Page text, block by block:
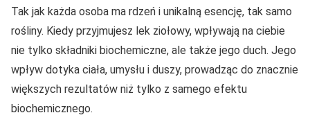
Tak jak każda osoba ma rdzeń i unikalną esencję, tak samo
rośliny. Kiedy przyjmujesz lek ziołowy, wpływają na ciebie
nie tylko składniki biochemiczne, ale także jego duch. Jego
wpływ dotyka ciała, umysłu i duszy, prowadząc do znacznie
większych rezultatów niż tylko z samego efektu
biochemicznego.